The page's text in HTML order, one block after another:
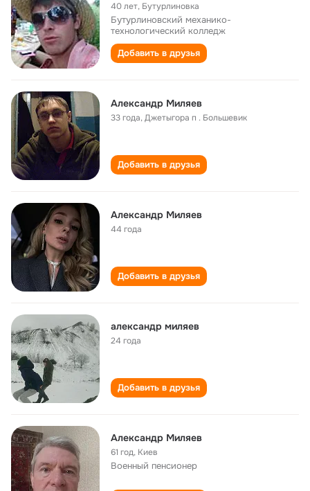
40 лет, Бутурлиновка
Бутурлиновский механико-
технологический колледж
Добавить в друзья
Александр Миляев
33 года,Джетыгора п . Большевик
Добавить в друзья
Александр Миляев
44 года
Добавить в друзья
александр миляев
24 года
Добавить в друзья
Александр Миляев
61 год, Киев
Военный пенсионер